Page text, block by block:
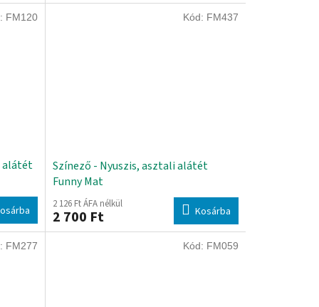
alátét
FM120
Színező - Nyuszis, asztali alátét
Funny Mat
2 126 Ft ÁFA nélkül
2 700 Ft Kosárba
Kód: FM437
FM277 Kód: FM059